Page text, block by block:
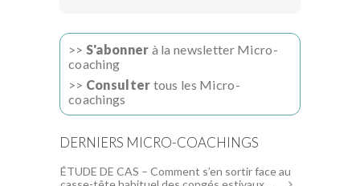
>> S'abonner à la newsletter Micro-
coaching
>> Consulter tous les Micro-
coachings
DERNIERS MICRO-COACHINGS
ÉTUDE DE CAS – Comment s’en sortir face au